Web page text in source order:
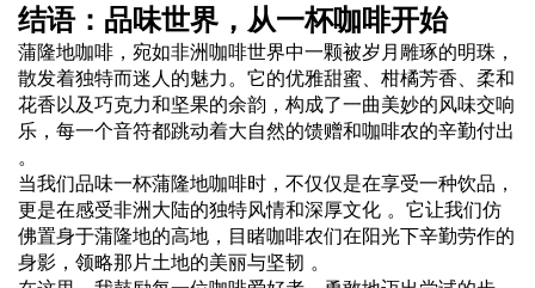
结语：品味世界，从一杯咖啡开始
蒲隆地咖啡，宛如非洲咖啡世界中一颗被岁月雕琢的明珠，
散发着独特而迷人的魅力。它的优雅甜蜜、柑橘芳香、柔和
花香以及巧克力和坚果的余韵，构成了一曲美妙的风味交响
乐，每一个音符都跳动着大自然的馈赠和咖啡农的辛勤付出
。
当我们品味一杯蒲隆地咖啡时，不仅仅是在享受一种饮品，
更是在感受非洲大陆的独特风情和深厚文化 。它让我们仿
佛置身于蒲隆地的高地，目睹咖啡农们在阳光下辛勤劳作的
身影，领略那片土地的美丽与坚韧 。